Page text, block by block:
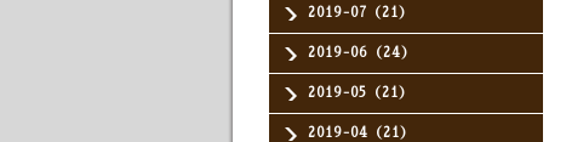
2019-07（21）
2019-06（24）
2019-05（21）
2019-04（21）